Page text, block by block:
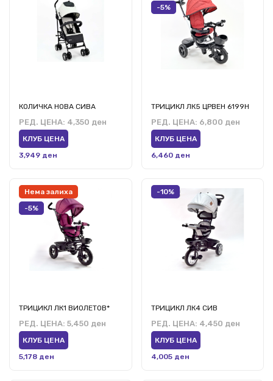
КОЛИЧКА НОВА СИВА
РЕД. ЦЕНА: 4,350 ден
КЛУБ ЦЕНА
3,949 ден
-5%
ТРИЦИКЛ ЛК5 ЦРВЕН 6199Н
РЕД. ЦЕНА: 6,800 ден
КЛУБ ЦЕНА
6,460 ден
Нема залиха
-5%
ТРИЦИКЛ ЛК1 ВИОЛЕТОВ*
РЕД. ЦЕНА: 5,450 ден
КЛУБ ЦЕНА
5,178 ден
-10%
ТРИЦИКЛ ЛК4 СИВ
РЕД. ЦЕНА: 4,450 ден
КЛУБ ЦЕНА
4,005 ден